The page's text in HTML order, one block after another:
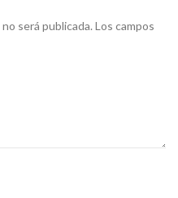
será publicada.Los campos